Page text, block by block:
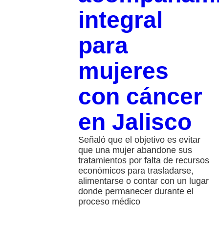
integral
para
mujeres
con cáncer
en Jalisco
Señaló que el objetivo es evitar
que una mujer abandone sus
tratamientos por falta de recursos
económicos para trasladarse,
alimentarse o contar con un lugar
donde permanecer durante el
proceso médico